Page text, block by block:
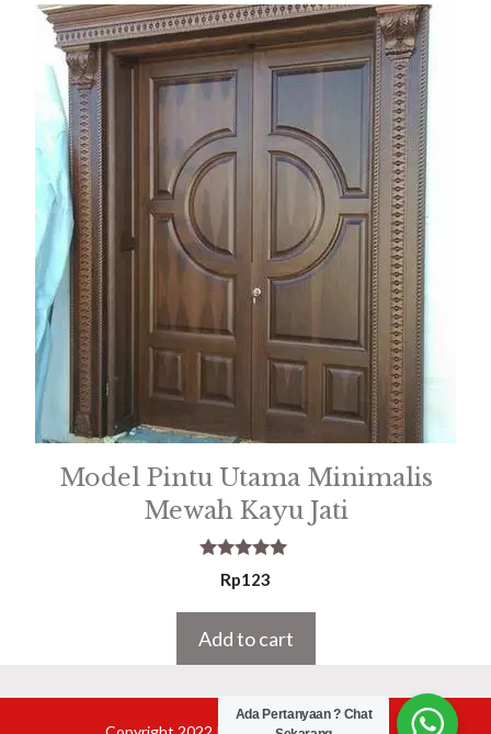
Model Pintu Utama Minimalis
Mewah Kayu Jati
5.00
out of 5
Rp123
Add to cart
Ada Pertanyaan ? Chat